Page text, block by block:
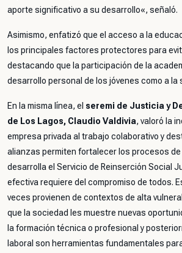
aporte significativo a su desarrollo«, señaló.
Asimismo, enfatizó que el acceso a la
los principales factores protectores para
destacando que la participación de la
desarrollo personal de los jóvenes como a la
En la misma línea, el seremi de Justicia y
de Los Lagos, Claudio Valdivia, valoró la
empresa privada al trabajo colaborativo y
alianzas permiten fortalecer los procesos
desarrolla el Servicio de Reinserción Social
efectiva requiere del compromiso de todos.
veces provienen de contextos de alta
que la sociedad les muestre nuevas
la formación técnica o profesional y
laboral son herramientas fundamentales